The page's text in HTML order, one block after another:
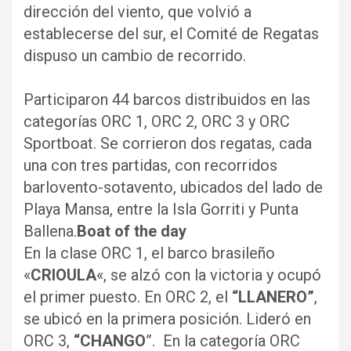
dirección del viento, que volvió a
establecerse del sur, el Comité de Regatas
dispuso un cambio de recorrido.
Participaron 44 barcos distribuidos en las
categorías ORC 1, ORC 2, ORC 3 y ORC
Sportboat. Se corrieron dos regatas, cada
una con tres partidas, con recorridos
barlovento-sotavento, ubicados del lado de
Playa Mansa, entre la Isla Gorriti y Punta
Ballena.Boat of the day
En la clase ORC 1, el barco brasileño
«CRIOULA«, se alzó con la victoria y ocupó
el primer puesto. En ORC 2, el “LLANERO”,
se ubicó en la primera posición. Lideró en
ORC 3, “CHANGO”. En la categoría ORC